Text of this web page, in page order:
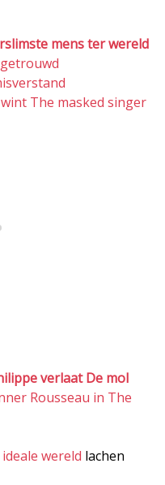
mens ter wereld
The masked singer
verlaat De mol
Rousseau in The
ideale wereld lachen